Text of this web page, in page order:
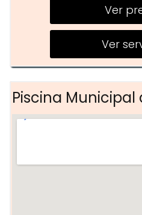
Entrenamiento
Acceso a
completamente
Asesoría
Actividades
Ver
Ver
Piscina Municipal